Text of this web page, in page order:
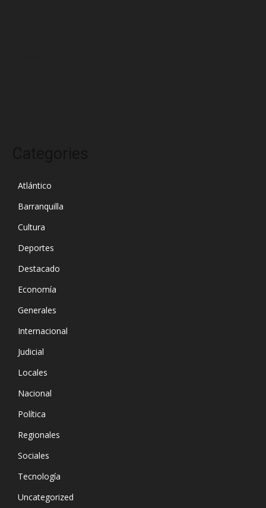
Atlántico
Barranquilla
Cultura
Deportes
Destacado
Economía
Generales
Internacional
Judicial
Locales
Nacional
Política
Regionales
Sociales
Tecnología
Uncategorized